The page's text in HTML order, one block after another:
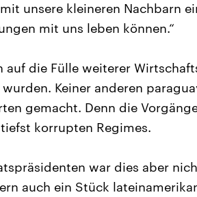
unsere kleineren Nachbarn
mit uns leben können.“
auf die Fülle weiterer
Keiner anderen
gemacht. Denn die
korrupten Regimes.
war dies aber
auch ein Stück